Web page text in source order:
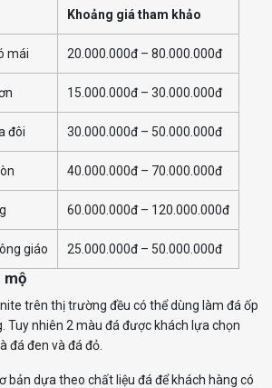
Khoảng giá tham khảo
mái 20.000.000đ – 80.000.000đ
15.000.000đ – 30.000.000đ
đôi 30.000.000đ – 50.000.000đ
40.000.000đ – 70.000.000đ
60.000.000đ – 120.000.000đ
giáo 25.000.000đ – 50.000.000đ
mộ
trên thị trường đều có thể dùng làm đá ốp
Tuy nhiên 2 màu đá được khách lựa chọn
đá đen và đá đỏ.
bản dựa theo chất liệu đá để khách hàng có